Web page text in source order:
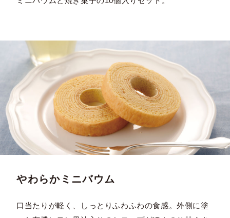
やわらかミニバウム
口当たりが軽く、しっとりふわふわの食感。外側に塗